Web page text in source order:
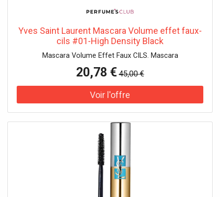
Yves Saint Laurent Mascara Volume effet faux-
cils #01- High Density Black
Mascara Volume Effet Faux CILS. Mascara
20,78 € 45,00 €